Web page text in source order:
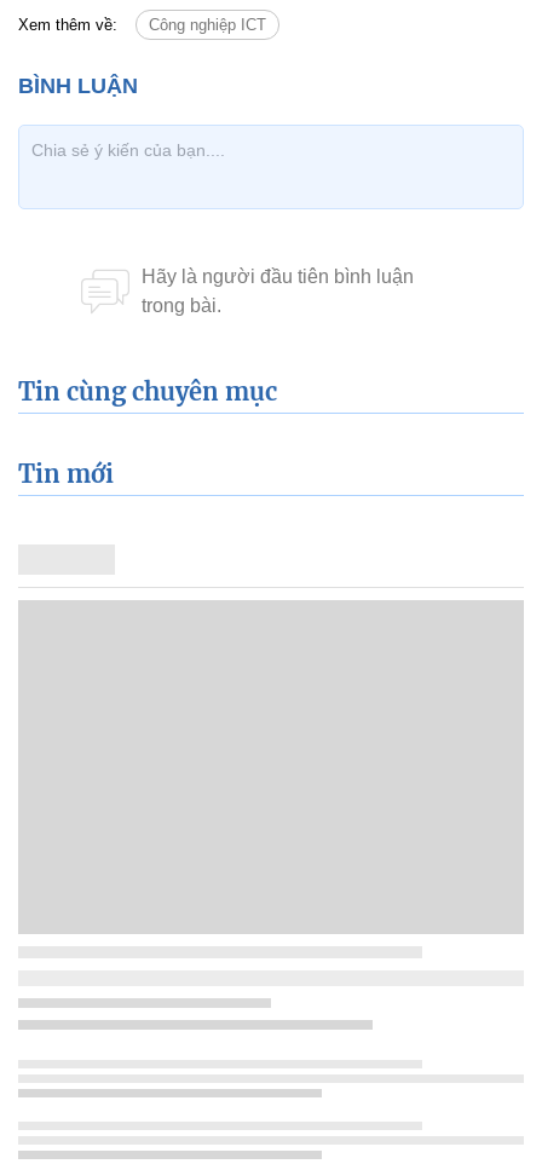
Xem thêm về: Công nghiệp ICT
Tin cùng chuyên mục
Tin mới